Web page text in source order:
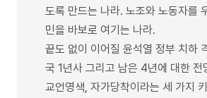
도록 만드는 나라. 노조와 노동자를
민을 바보로 여기는 나라.
끝도 없이 이어질 윤석열 정부 치하
국 1년사 그리고 남은 4년에 대한 전
교언영색, 자가당착이라는 세 가지